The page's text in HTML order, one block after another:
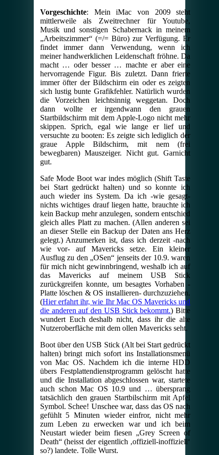
Vorgeschichte: Mein iMac von 2009 steht
mittlerweile als Zweitrechner für Youtube,
Musik und sonstigen Schabernack in meinem
„Arbeitszimmer“ (=/= Büro) zur Verfügung. Er
findet immer dann Verwendung, wenn ich
meiner handwerklichen Leidenschaft fröhne. Da
macht … oder besser … machte er aber eine
hervorragende Figur. Bis zuletzt. Dann frierte
immer öfter der Bildschirm ein oder es zeigten
sich lustig bunte Grafikfehler. Natürlich wurden
die Vorzeichen leichtsinnig weggetan. Doch
dann wollte er irgendwann den grauen
Startbildschirm mit dem Apple-Logo nicht mehr
skippen. Sprich, egal wie lange er lief und
versuchte zu booten: Es zeigte sich lediglich der
graue Apple Bildschirm, mit nem (frei
bewegbaren) Mauszeiger. Nicht gut. Garnicht
gut.
Safe Mode Boot war indes möglich (Shift Taste
bei Start gedrückt halten) und so konnte ich
auch wieder ins System. Da ich -wie gesagt-
nichts wichtiges drauf liegen hatte, brauchte ich
kein Backup mehr anzulegen, sondern entschied
gleich alles Platt zu machen. (Allen anderen sei
an dieser Stelle ein Backup der Daten ans Herz
gelegt.) Anzumerken ist, dass ich derzeit -nach
wie vor- auf Mavericks setze. Ein kleiner
Ausflug zu den „OSen“ jenseits der 10.9. waren
für mich nicht gewinnbringend, weshalb ich auf
das Mavericks auf meinem USB Stick
zurückgreifen konnte, um besagtes Vorhaben -
Platte löschen & OS installieren- durchzuziehen.
(Hier erfahrt ihr, wie Ihr Mac OS Mavericks und
die anderen auf den USB Stick bekommt.) Bitte
wundert Euch deshalb nicht, dass ihr die alte
Nutzeroberfläche mit dem ollen Mavericks seht.
Boot über den USB Stick (Alt bei Start gedrückt
halten) bringt mich sofort ins Installationsmenü
von Mac OS. Nachdem ich die interne HDD
übers Festplattendienstprogramm gelöscht hatte
und die Installation abgeschlossen war, startete
auch schon Mac OS 10.9 und … übersprang
tatsächlich den grauen Startbilschirm mit Apfel
Symbol. Schee! Unschee war, dass das OS nach
gefühlt 5 Minuten wieder einfror, nicht mehr
zum Leben zu erwecken war und ich beim
Neustart wieder beim fiesen „Grey Screen of
Death“ (heisst der eigentlich ‚offiziell-inoffiziell‘
so?) landete. Tolle Wurst.